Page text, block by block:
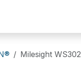
Milesight WS302